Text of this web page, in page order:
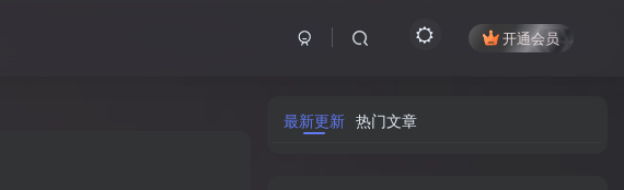
开通会员
最新更新 热门文章